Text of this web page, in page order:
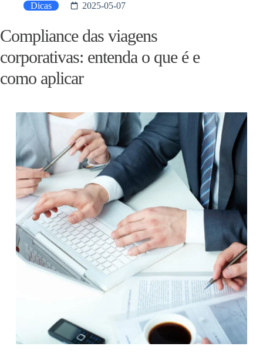
Dicas 2025-05-07
Compliance das viagens
corporativas: entenda o que é e
como aplicar